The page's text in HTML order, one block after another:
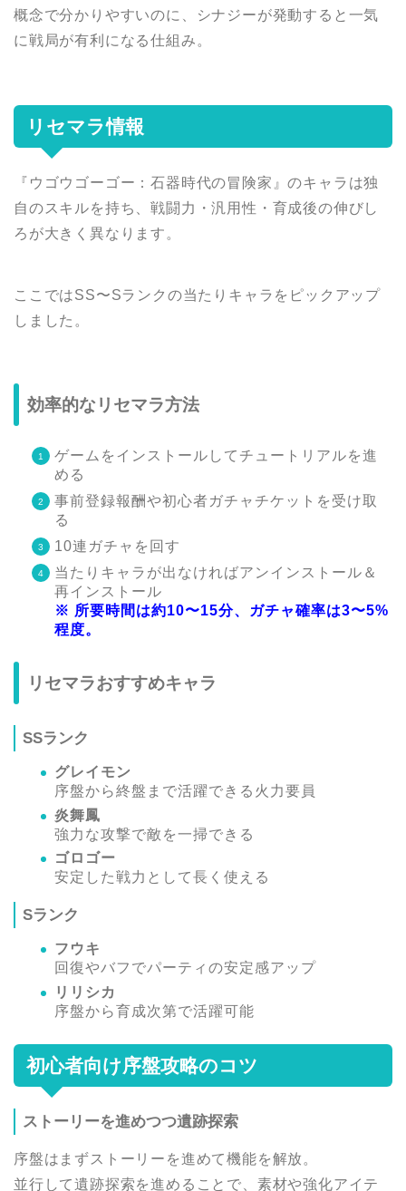
概念で分かりやすいのに、シナジーが発動すると一気
に戦局が有利になる仕組み。
リセマラ情報
『ウゴウゴーゴー：石器時代の冒険家』のキャラは独
自のスキルを持ち、戦闘力・汎用性・育成後の伸びし
ろが大きく異なります。
ここではSS〜Sランクの当たりキャラをピックアップ
しました。
効率的なリセマラ方法
ゲームをインストールしてチュートリアルを進
める
事前登録報酬や初心者ガチャチケットを受け取
る
10連ガチャを回す
当たりキャラが出なければアンインストール＆
再インストール
※ 所要時間は約10〜15分、ガチャ確率は3〜5%
程度。
リセマラおすすめキャラ
SSランク
グレイモン
序盤から終盤まで活躍できる火力要員
炎舞鳳
強力な攻撃で敵を一掃できる
ゴロゴー
安定した戦力として長く使える
Sランク
フウキ
回復やバフでパーティの安定感アップ
リリシカ
序盤から育成次第で活躍可能
初心者向け序盤攻略のコツ
ストーリーを進めつつ遺跡探索
序盤はまずストーリーを進めて機能を解放。
並行して遺跡探索を進めることで、素材や強化アイテ